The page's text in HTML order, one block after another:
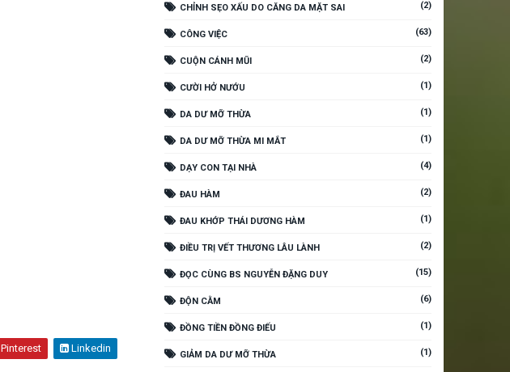
Pinterest Linkedin
CHỈNH SẸO XẤU DO CĂNG DA MẶT SAI (2)
CÔNG VIỆC (63)
CUỘN CÁNH MŨI (2)
CƯỜI HỞ NƯỚU (1)
DA DƯ MỠ THỪA (1)
DA DƯ MỠ THỪA MI MẮT (1)
DẠY CON TẠI NHÀ (4)
ĐAU HÀM (2)
ĐAU KHỚP THÁI DƯƠNG HÀM (1)
ĐIỀU TRỊ VẾT THƯƠNG LÂU LÀNH (2)
ĐỌC CÙNG BS NGUYỄN ĐẶNG DUY (15)
ĐỘN CẰM (6)
ĐỒNG TIỀN ĐỒNG ĐIẾU (1)
GIẢM DA DƯ MỠ THỪA (1)